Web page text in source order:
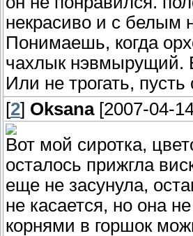
некрасиво и с белым
Понимаешь, когда
чахлык нэвмырущий.
Или не трогать,
[2] Oksana[2007-04-
Вот мой сиротка,
осталось прижгла
еще не засунула,
не касается, но она
корнями в горшок